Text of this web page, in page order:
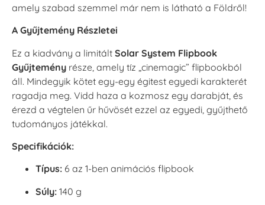
amely szabad szemmel már nem is látható a Földről!
A Gyűjtemény Részletei
Ez a kiadvány a limitált Solar System Flipbook
Gyűjtemény része, amely tíz „cinemagic” flipbookból
áll. Mindegyik kötet egy-egy égitest egyedi karakterét
ragadja meg. Vidd haza a kozmosz egy darabját, és
érezd a végtelen űr hűvösét ezzel az egyedi, gyűjthető
tudományos játékkal.
Specifikációk:
Típus: 6 az 1-ben animációs flipbook
Súly: 140 g